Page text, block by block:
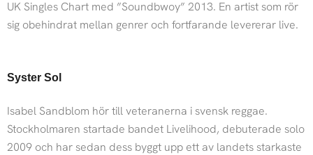
UK Singles Chart med ”Soundbwoy” 2013. En artist som rör
sig obehindrat mellan genrer och fortfarande levererar live.
Syster Sol
Isabel Sandblom hör till veteranerna i svensk reggae.
Stockholmaren startade bandet Livelihood, debuterade solo
2009 och har sedan dess byggt upp ett av landets starkaste